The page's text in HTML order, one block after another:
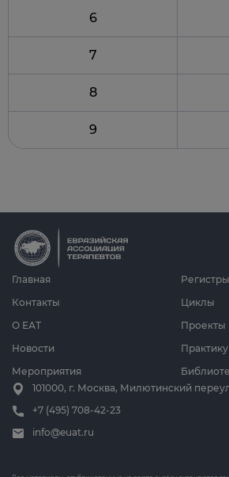
6
7
8
9
Главная
О ЕАТ
Новости
Мероприятия
Циклы
Регистры
Контакты
101000, г. Москва, Милютинский
+7 (495) 708-42-23
info@euat.ru